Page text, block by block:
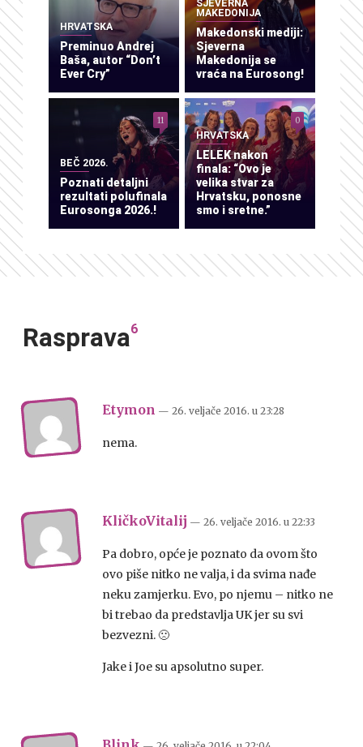
HRVATSKA
Preminuo Andrej
Baša, autor “Don’t
Ever Cry”
SJEVERNA
MAKEDONIJA
Makedonski mediji:
Sjeverna
Makedonija se
vraća na Eurosong!
BEČ 2026.
Poznati detaljni
rezultati polufinala
Eurosonga 2026.!
11
HRVATSKA
LELEK nakon
finala: “Ovo je
velika stvar za
Hrvatsku, ponosne
smo i sretne.”
0
Rasprava6
Etymon — 26. veljače 2016. u 23:28
nema.
KličkoVitalij — 26. veljače 2016. u 22:33
Pa dobro, opće je poznato da ovom što
ovo piše nitko ne valja, i da svima nađe
neku zamjerku. Evo, po njemu – nitko ne
bi trebao da predstavlja UK jer su svi
bezvezni. 🙁
Jake i Joe su apsolutno super.